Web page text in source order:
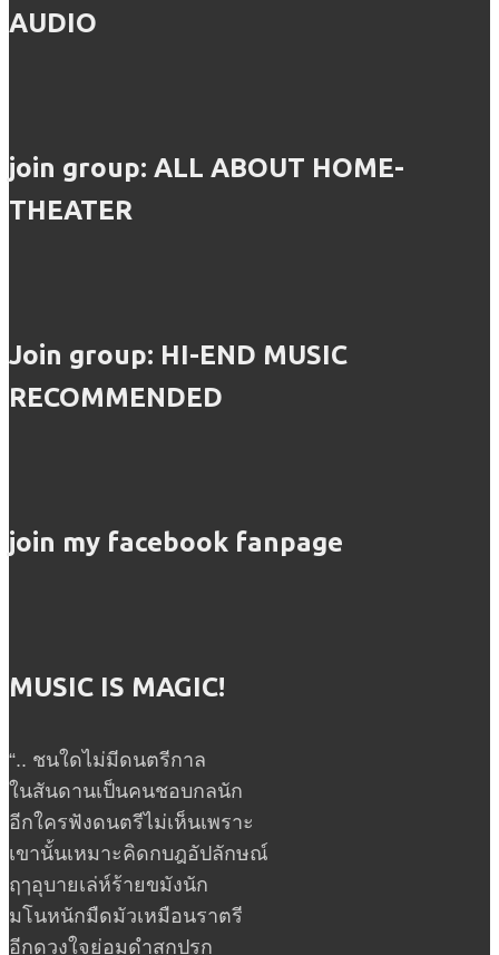
AUDIO
join group: ALL ABOUT HOME-
THEATER
Join group: HI-END MUSIC
RECOMMENDED
join my facebook fanpage
MUSIC IS MAGIC!
“.. ชนใดไม่มีดนตรีกาล
ในสันดานเป็นคนชอบกลนัก
อีกใครฟังดนตรีไม่เห็นเพราะ
เขานั้นเหมาะคิดกบฎอัปลักษณ์
ฤๅอุบายเล่ห์ร้ายขมังนัก
มโนหนักมืดมัวเหมือนราตรี
อีกดวงใจย่อมดำสกปรก